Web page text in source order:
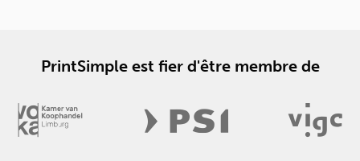
PrintSimple est fier d'être membre de